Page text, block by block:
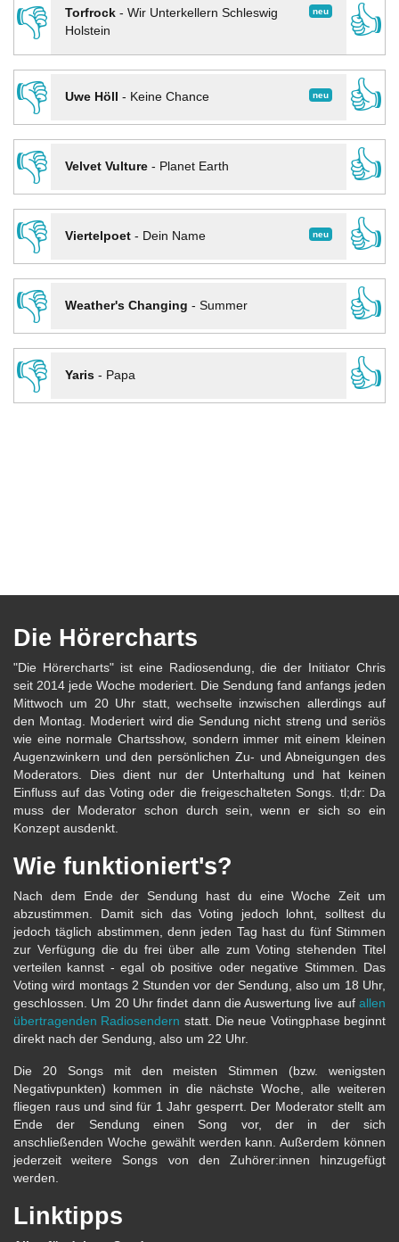
👎 neu
Torfrock- Wir Unterkellern Schleswig
Holstein
👍
👎
neu
Uwe Höll - Keine Chance
👍
👎
Velvet Vulture- Planet Earth
👍
👎
neu
Viertelpoet- Dein Name
👍
👎
Weather's Changing - Summer
👍
👎
Yaris- Papa 👍
Die Hörercharts
"Die Hörercharts" ist eine Radiosendung, die der Initiator Chris
seit 2014 jede Woche moderiert. Die Sendung fand anfangs jeden
Mittwoch um 20 Uhr statt, wechselte inzwischen allerdings auf
den Montag. Moderiert wird die Sendung nicht streng und seriös
wie eine normale Chartsshow, sondern immer mit einem kleinen
Augenzwinkern und den persönlichen Zu- und Abneigungen des
Moderators. Dies dient nur der Unterhaltung und hat keinen
Einfluss auf das Voting oder die freigeschalteten Songs. tl;dr: Da
muss der Moderator schon durch sein, wenn er sich so ein
Konzept ausdenkt.
Wie funktioniert's?
Nach dem Ende der Sendung hast du eine Woche Zeit um
abzustimmen. Damit sich das Voting jedoch lohnt, solltest du
jedoch täglich abstimmen, denn jeden Tag hast du fünf Stimmen
zur Verfügung die du frei über alle zum Voting stehenden Titel
verteilen kannst - egal ob positive oder negative Stimmen. Das
Voting wird montags 2 Stunden vor der Sendung, also um 18 Uhr,
geschlossen. Um 20 Uhr findet dann die Auswertung live auf allen
übertragenden Radiosendern statt. Die neue Votingphase beginnt
direkt nach der Sendung, also um 22 Uhr.
Die 20 Songs mit den meisten Stimmen (bzw. wenigsten
Negativpunkten) kommen in die nächste Woche, alle weiteren
fliegen raus und sind für 1 Jahr gesperrt. Der Moderator stellt am
Ende der Sendung einen Song vor, der in der sich
anschließenden Woche gewählt werden kann. Außerdem können
jederzeit weitere Songs von den Zuhörer:innen hinzugefügt
werden.
Linktipps